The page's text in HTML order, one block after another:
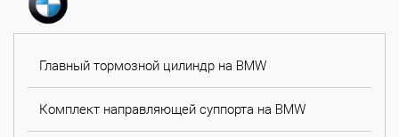
Главный тормозной цилиндр на BMW
Комплект направляющей суппорта на BMW